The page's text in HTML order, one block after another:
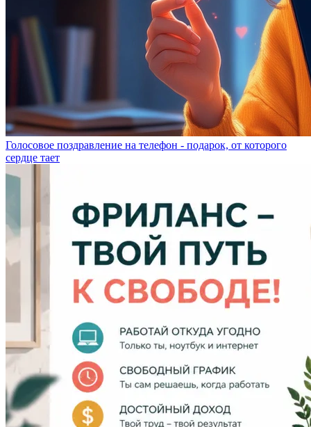
Голосовое поздравление на телефон - подарок, от которого
сердце тает